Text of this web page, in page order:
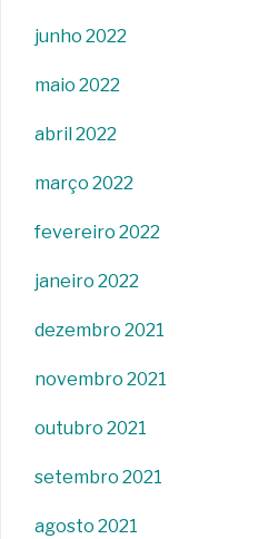
junho 2022
maio 2022
abril 2022
março 2022
fevereiro 2022
janeiro 2022
dezembro 2021
novembro 2021
outubro 2021
setembro 2021
agosto 2021